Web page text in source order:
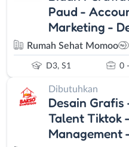
Paud -
Marketing -
Rumah Sehat Momoo
D3, S1 0
Dibutuhkan
Desain Grafis
Talent Tiktok
Management